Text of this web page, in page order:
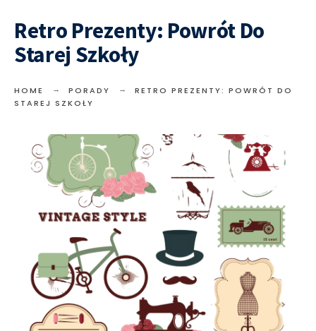
Retro Prezenty: Powrót Do
Starej Szkoły
HOME PORADY
RETRO PREZENTY: POWRÓT DO
STAREJ SZKOŁY